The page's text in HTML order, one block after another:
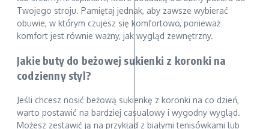
Twojego stroju. Pamiętaj jednak, aby zawsze wybierać
obuwie, w którym czujesz się komfortowo, ponieważ
komfort jest równie ważny, jak wygląd zewnętrzny.
Jakie buty do beżowej sukienki z koronki na
codzienny styl?
Jeśli chcesz nosić beżową sukienkę z koronki na co dzień,
warto postawić na bardziej casualowy i wygodny wygląd.
Możesz zestawić ją na przykład z białymi tenisówkami lub